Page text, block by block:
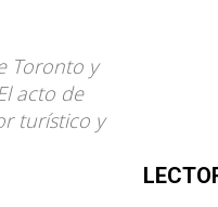
Toronto y
acto de
turístico y